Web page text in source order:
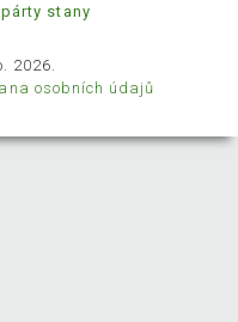
stany
2026.
osobních údajů